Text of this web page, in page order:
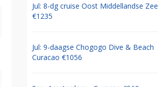
Jul: 8-dg cruise Oost Middellandse Zee
€1235
Jul: 9-daagse Chogogo Dive & Beach
Curacao €1056